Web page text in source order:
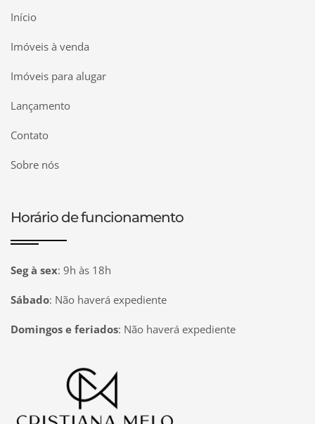
Início
Imóveis à venda
Imóveis para alugar
Lançamento
Contato
Sobre nós
Horário de funcionamento
Seg à sex: 9h às 18h
Sábado: Não haverá expediente
Domingos e feriados: Não haverá expediente
Página inicial